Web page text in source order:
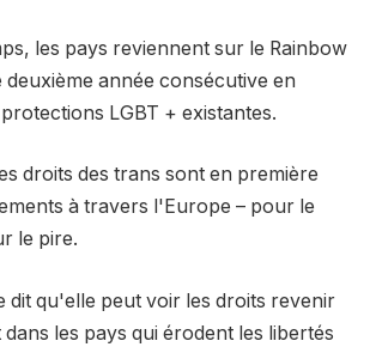
les pays reviennent sur le Rainbow
année consécutive en
LGBT + existantes.
droits des trans sont en première
à travers l'Europe – pour le
le pire.
dit qu'elle peut voir les droits revenir
les pays qui érodent les libertés